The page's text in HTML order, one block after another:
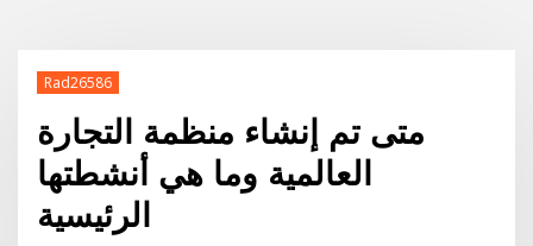
Rad26586
متى تم إنشاء منظمة التجارة
العالمية وما هي أنشطتها
الرئيسية